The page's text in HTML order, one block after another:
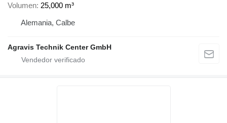
Volumen 25,000 m³
Alemania, Calbe
Agravis Technik Center GmbH